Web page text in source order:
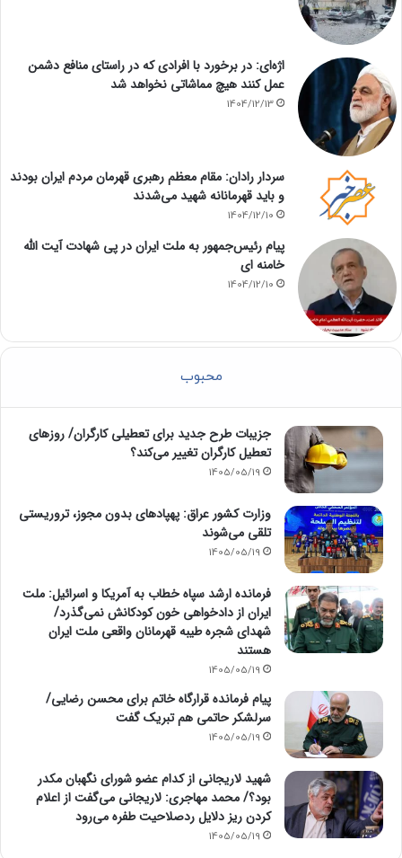
اژه‌ای: در برخورد با افرادی که در راستای منافع دشمن
عمل کنند هیچ مماشاتی نخواهد شد
1404/12/13
سردار رادان: مقام معظم رهبری قهرمان مردم ایران بودند
و باید قهرمانانه شهید می‌شدند
1404/12/10
پیام رئیس‌جمهور به ملت ایران در پی شهادت آیت الله
خامنه ای
1404/12/10
محبوب
جزیبات طرح جدید برای تعطیلی کارگران/ روزهای
تعطیل کارگران تغییر می‌کند؟
1405/05/19
وزارت کشور عراق: پهپادهای بدون مجوز، تروریستی
تلقی می‌شوند
1405/05/19
فرمانده ارشد سپاه خطاب به آمریکا و اسرائیل: ملت
ایران از دادخواهی خون کودکانش نمی‌گذرد/
شهدای شجره طیبه قهرمانان واقعی ملت ایران
هستند
1405/05/19
پیام فرمانده قرارگاه خاتم برای محسن رضایی/
سرلشکر حاتمی هم تبریک گفت
1405/05/19
شهید لاریجانی از کدام عضو شورای نگهبان مکدر
بود؟/ محمد مهاجری: لاریجانی می‌گفت از اعلام
کردن ریز دلایل ردصلاحیت طفره می‌رود
1405/05/19